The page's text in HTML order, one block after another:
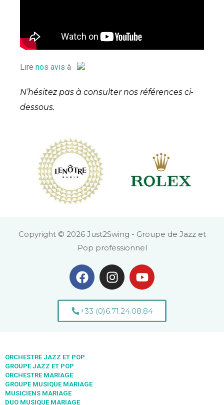
Lire nos avis à
N’hésitez pas à consulter nos références ci-
dessous.
Copyright © 2026 Just2Swing - Groupe de Jazz et
Pop professionnel
+33 (0)6.71.24.08.84
ORCHESTRE JAZZ ET POP
GROUPE JAZZ ET POP
ORCHESTRE MARIAGE
GROUPE MUSIQUE MARIAGE
MUSICIENS MARIAGE
DUO MUSIQUE MARIAGE